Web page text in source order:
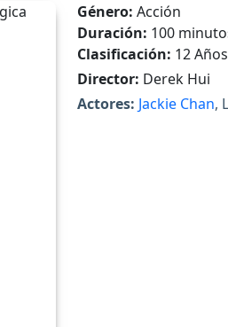
Género: Acción
Duración: 100
Clasificación: 12 Años
Director: Derek Hui
Actores: Jackie Chan,